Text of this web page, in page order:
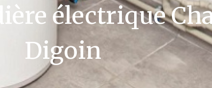
électrique
Digoin